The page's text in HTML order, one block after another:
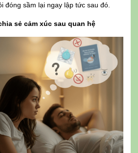
đóng sầm lại ngay lập tức sau đó.
sẻ cảm xúc sau quan hệ